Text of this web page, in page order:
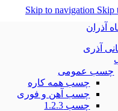
Skip to navigation Skip
آذری
چسب عمومی
چسب همه کاره
چسب آهن و فوری
چسب 1.2.3